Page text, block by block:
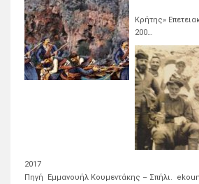
«Το
Κρήτης»
200…
2017
Πηγή Εμμανουήλ Κουμεντάκης – Σπήλι.